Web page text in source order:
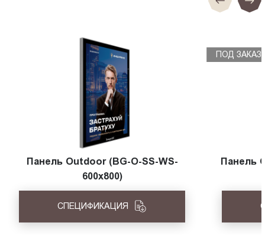
Панель Outdoor (BG-O-SS-WS-
600x800)
СПЕЦИФИКАЦИЯ
ПОД ЗАКАЗ
Панель